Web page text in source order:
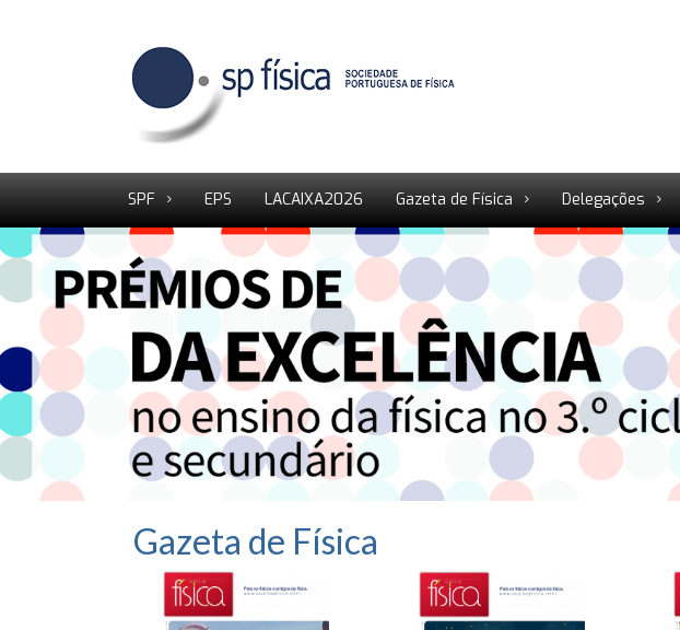
SPF EPS LACAIXA2026 Gazeta de Física Delegações
Gazeta de Física